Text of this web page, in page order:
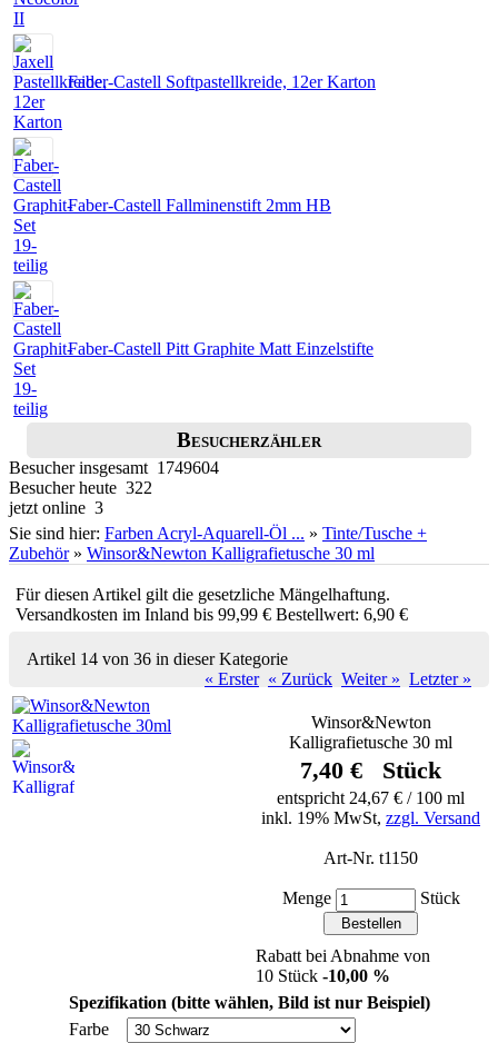
Faber-Castell Softpastellkreide, 12er Karton
Faber-Castell Fallminenstift 2mm HB
Faber-Castell Pitt Graphite Matt Einzelstifte
Besucherzähler
Besucher insgesamt 1749604
Besucher heute 322
jetzt online 3
Sie sind hier: Farben Acryl-Aquarell-Öl ... » Tinte/Tusche +
Zubehör» Winsor&Newton Kalligrafietusche 30 ml
Für diesen Artikel gilt die gesetzliche Mängelhaftung.
Versandkosten im Inland bis 99,99 € Bestellwert: 6,90 €
Artikel 14 von 36 in dieser Kategorie
« Erster « Zurück Weiter » Letzter »
Winsor&Newton
Kalligrafietusche 30 ml
7,40 € Stück
entspricht 24,67 € / 100 ml
inkl. 19% MwSt, zzgl. Versand
Art-Nr. t1150
Menge Stück
Rabatt bei Abnahme von
10 Stück -10,00 %
Spezifikation (bitte wählen, Bild ist nur Beispiel)
Farbe